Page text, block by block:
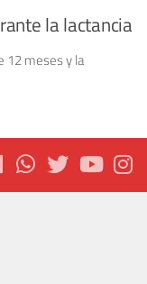
la lactancia
12 meses y la